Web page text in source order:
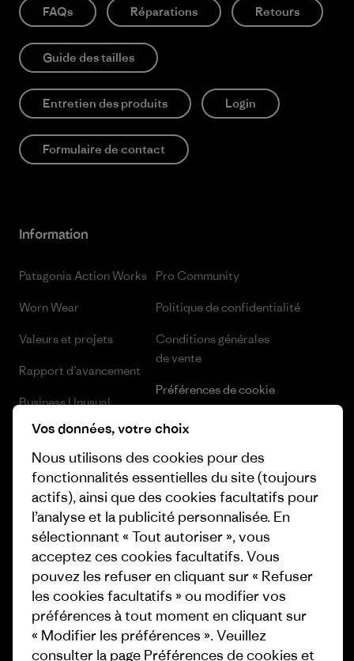
FAQs Réparations Retours
Guide des tailles
Entretien des produits Login
Formulaire de contact
Information
Patagonia Action Works
Worn Wear
Valeurs et projets
Rapport d’avancement
Business Unusual
Objectifs climatiques
1% For The Planet
Comment nous
finançons
Nos magasins
Pro Community
Politique de confidentialité
Conditions générales
de vente
Préférences de cookie
Carrières
Presse et media
Industry program
Programme d’affiliation
Patagonia Luxembourg Plan du
site
Vos données, votre choix
Nous utilisons des cookies pour des
fonctionnalités essentielles du site (toujours
actifs), ainsi que des cookies facultatifs pour
l’analyse et la publicité personnalisée. En
sélectionnant « Tout autoriser », vous
acceptez ces cookies facultatifs. Vous
pouvez les refuser en cliquant sur « Refuser
les cookies facultatifs » ou modifier vos
préférences à tout moment en cliquant sur
« Modifier les préférences ». Veuillez
consulter la page Préférences de cookies et